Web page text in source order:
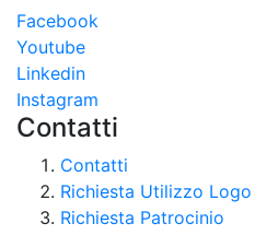
Facebook
Youtube
Linkedin
Instagram
Contatti
Contatti
Richiesta Utilizzo Logo
Richiesta Patrocinio